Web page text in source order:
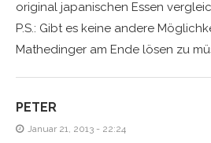
original japanischen Essen
P.S.: Gibt es keine andere
Mathedinger am Ende lösen zu
PETER
Januar 21, 2013 - 22:24